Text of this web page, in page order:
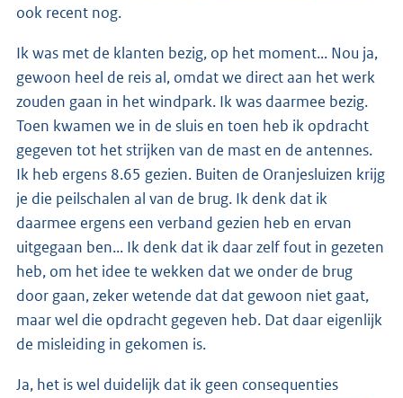
ook recent nog.
Ik was met de klanten bezig, op het moment... Nou ja,
gewoon heel de reis al, omdat we direct aan het werk
zouden gaan in het windpark. Ik was daarmee bezig.
Toen kwamen we in de sluis en toen heb ik opdracht
gegeven tot het strijken van de mast en de antennes.
Ik heb ergens 8.65 gezien. Buiten de Oranjesluizen krijg
je die peilschalen al van de brug. Ik denk dat ik
daarmee ergens een verband gezien heb en ervan
uitgegaan ben... Ik denk dat ik daar zelf fout in gezeten
heb, om het idee te wekken dat we onder de brug
door gaan, zeker wetende dat dat gewoon niet gaat,
maar wel die opdracht gegeven heb. Dat daar eigenlijk
de misleiding in gekomen is.
Ja, het is wel duidelijk dat ik geen consequenties